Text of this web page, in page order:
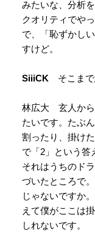
みたいな、分析
クオリティでや
で、「恥ずかし
すけど。
SiiiCK そこまで
林広大 玄人から
たいです。たぶ
割ったり、掛け
で「2」という答
それはうちのド
づいたところで
じゃないですか
えて僕がここは
しれないです。